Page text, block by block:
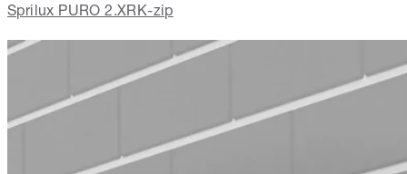
Sprilux PURO 2.XRK-zip